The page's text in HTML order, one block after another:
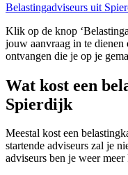
Belastingadviseurs uit
Klik op de knop
jouw aanvraag in te
ontvangen die je op je
Wat kost een
Spierdijk
Meestal kost een
startende adviseurs zal je
adviseurs ben je weer